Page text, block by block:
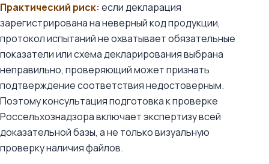
Практический риск: если декларация
зарегистрирована на неверный код продукции,
протокол испытаний не охватывает обязательные
показатели или схема декларирования выбрана
неправильно, проверяющий может признать
подтверждение соответствия недостоверным.
Поэтому консультация подготовка к проверке
Россельхознадзора включает экспертизу всей
доказательной базы, а не только визуальную
проверку наличия файлов.